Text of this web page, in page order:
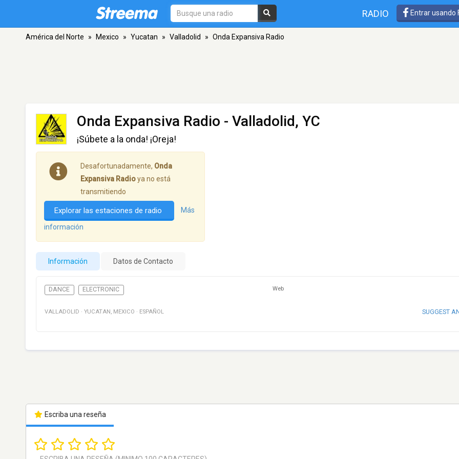
RADIO Entrar usando
América del Norte » Mexico » Yucatan » Valladolid » Onda Expansiva Radio
Onda Expansiva Radio - Valladolid, YC
¡Súbete a la onda! ¡Oreja!
Desafortunadamente, Onda
Expansiva Radioya no está
transmitiendo
Explorar las estaciones de radio Más
información
Información Datos de Contacto
DANCE ELECTRONIC Web
VALLADOLID · YUCATAN , MEXICO · ESPAÑOL SUGGEST
Escriba una reseña